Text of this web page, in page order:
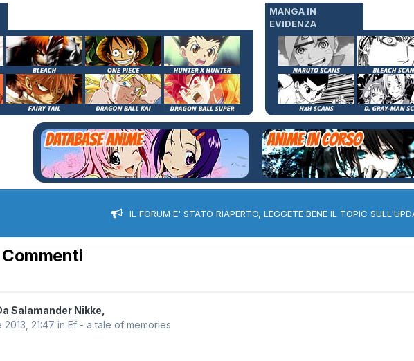
MANGA IN
EVIDENZA
IL FORUM E' STATO RIAPERTO, LEGGETE BENE IL TOPIC
Salamander Nikke
21:47 inEf - a tale of memories